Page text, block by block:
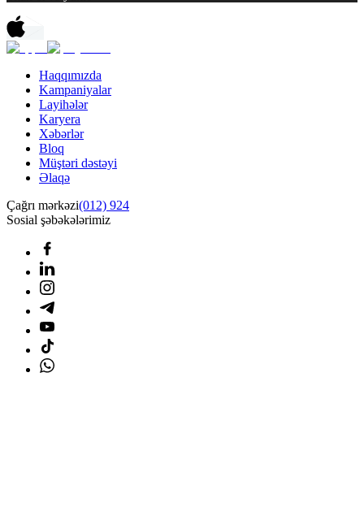
Haqqımızda
Kampaniyalar
Layihələr
Karyera
Xəbərlər
Bloq
Müştəri dəstəyi
Əlaqə
Çağrı mərkəzi(012) 924
Sosial şəbəkələrimiz